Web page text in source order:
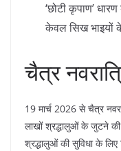
‘छोटी कृपाण’
केवल सिख भाइयों
​चैत्र
​19 मार्च 2026 से चैत्र
लाखों श्रद्धालुओं के जुटने
श्रद्धालुओं की सुविधा के